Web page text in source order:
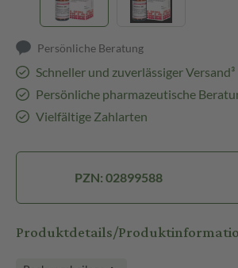
Persönliche Beratung
Schneller und zuverlässiger Versand³
Persönliche pharmazeutische
Vielfältige Zahlarten
PZN: 02899588
Produktdetails/